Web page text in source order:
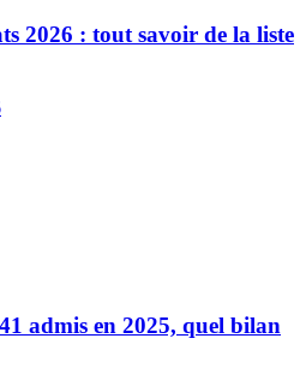
2026 : tout savoir de la liste
admis en 2025, quel bilan